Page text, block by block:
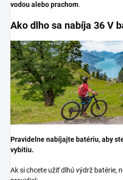
vodou alebo prachom.
Ako dlho sa nabíja 36 V
Pravidelne nabíjajte batériu, aby
vybitiu.
Ak si chcete užiť dlhú výdrž batérie,